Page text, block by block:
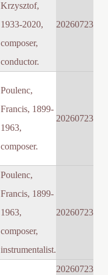
Krzysztof,
1933-2020,
composer,
conductor.
20260723
Poulenc,
Francis, 1899-
1963,
composer.
20260723
Poulenc,
Francis, 1899-
1963,
composer,
instrumentalist.
20260723
20260723